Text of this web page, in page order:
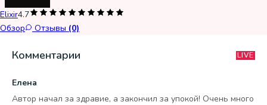
Elixir4.7
Обзор
Отзывы (0)
Комментарии LIVE
Елена
Автор начал за здравие, а закончил за упокой! Очень много